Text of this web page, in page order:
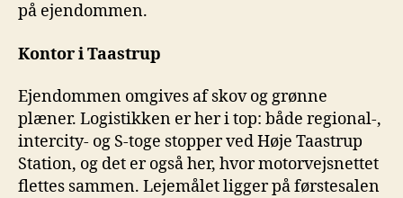
på ejendommen.
Kontor i Taastrup
Ejendommen omgives af skov og grønne
plæner. Logistikken er her i top: både regional-,
intercity- og S-toge stopper ved Høje Taastrup
Station, og det er også her, hvor motorvejsnettet
flettes sammen. Lejemålet ligger på førstesalen